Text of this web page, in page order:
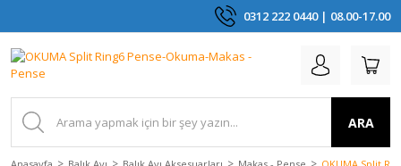
0312 222 0440 | 08.00-17.00
ARA